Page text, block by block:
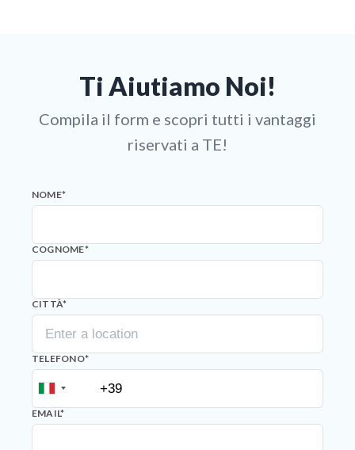
Ti Aiutiamo Noi!
Compila il form e scopri tutti i vantaggi
riservati a TE!
NOME*
COGNOME*
CITTÀ*
TELEFONO*
EMAIL*